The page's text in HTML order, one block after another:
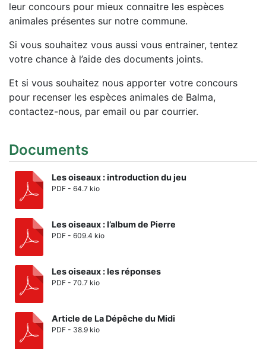
leur concours pour mieux connaitre les espèces
animales présentes sur notre commune.
Si vous souhaitez vous aussi vous entrainer, tentez
votre chance à l’aide des documents joints.
Et si vous souhaitez nous apporter votre concours
pour recenser les espèces animales de Balma,
contactez-nous, par email ou par courrier.
Documents
Les oiseaux : introduction du jeu
PDF - 64.7 kio
Les oiseaux : l’album de Pierre
PDF - 609.4 kio
Les oiseaux : les réponses
PDF - 70.7 kio
Article de La Dépêche du Midi
PDF - 38.9 kio